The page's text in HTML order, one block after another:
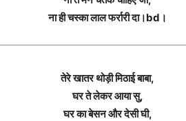
ना ही चस्का लाल फर्रारी दा।bd।
तेरे खातर थोड़ी मिठाई बाबा,
घर ते लेकर आया सु,
घर का बेसन और देसी घी,